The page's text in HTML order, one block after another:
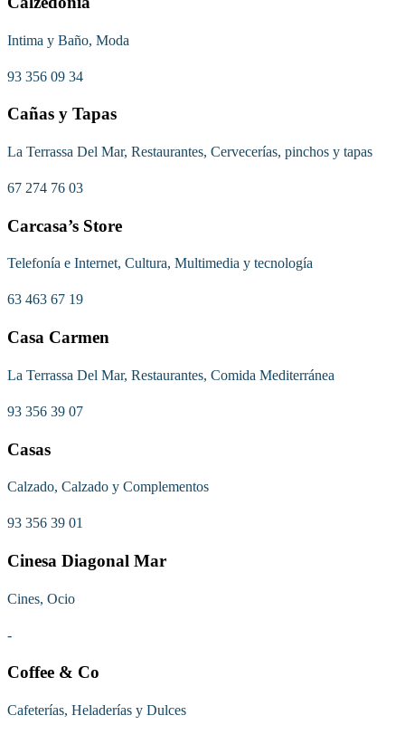
Intima y Baño, Moda
93 356 09 34
Cañas y Tapas
La Terrassa Del Mar, Restaurantes, Cervecerías, pinchos y tapas
67 274 76 03
Carcasa’s Store
Telefonía e Internet, Cultura, Multimedia y tecnología
63 463 67 19
Casa Carmen
La Terrassa Del Mar, Restaurantes, Comida Mediterránea
93 356 39 07
Casas
Calzado, Calzado y Complementos
93 356 39 01
Cinesa Diagonal Mar
Cines, Ocio
-
Coffee & Co
Cafeterías, Heladerías y Dulces